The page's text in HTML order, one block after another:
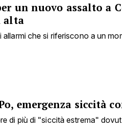
un nuovo assalto a
alta
allarmi che si riferiscono a un
emergenza siccità
di più di "siccità estrema"